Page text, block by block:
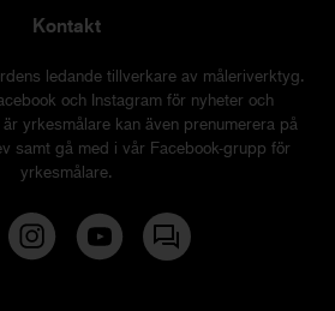
Kontakt
ledande tillverkare av måleriverktyg.
och Instagram för nyheter och
yrkesmålare kan även prenumerera på
samt gå med i vår Facebook-grupp för
yrkesmålare.